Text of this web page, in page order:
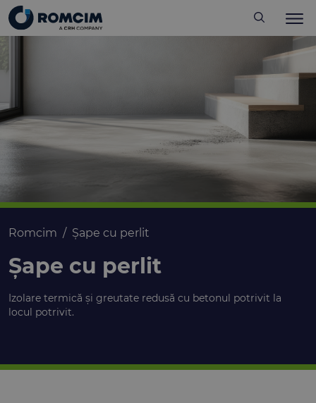
Romcim Șape cu perlit
Șape cu perlit
Izolare termică și greutate redusă cu betonul potrivit la
locul potrivit.